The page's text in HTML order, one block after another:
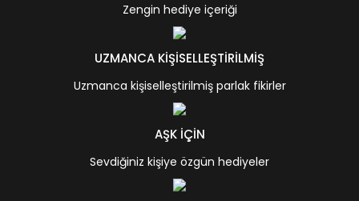
Zengin hediye içeriği
UZMANCA KİŞİSELLEŞTİRİLMİŞ
Uzmanca kişiselleştirilmiş parlak fikirler
AŞK İÇİN
Sevdiğiniz kişiye özgün hediyeler